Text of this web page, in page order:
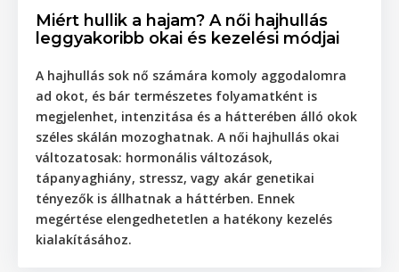
Miért hullik a hajam? A női hajhullás
leggyakoribb okai és kezelési módjai
A hajhullás sok nő számára komoly aggodalomra
ad okot, és bár természetes folyamatként is
megjelenhet, intenzitása és a hátterében álló okok
széles skálán mozoghatnak. A női hajhullás okai
változatosak: hormonális változások,
tápanyaghiány, stressz, vagy akár genetikai
tényezők is állhatnak a háttérben. Ennek
megértése elengedhetetlen a hatékony kezelés
kialakításához.